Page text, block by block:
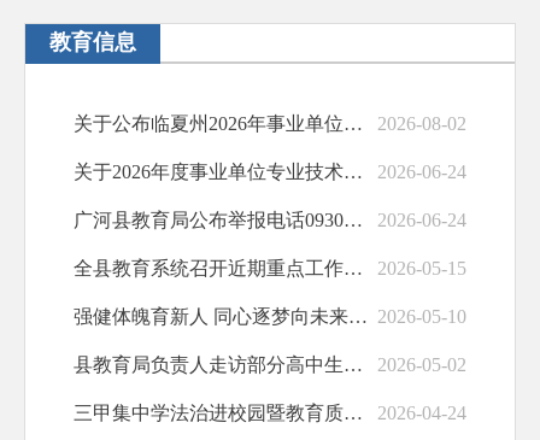
农村集体土地征收
涉农补贴
公共文化
政府文件
职业培训
交通运输
水利安全生产
基层政务公开标准化规范化
教育信息
关于公布临夏州2026年事业单位公开招聘教育类岗位（广河县考点）面试成绩及最终成绩的通知 2026-08-02
关于2026年度事业单位专业技术人员晋升内部岗位等级工作接受社会监督的公告 2026-06-24
广河县教育局公布举报电话0930-5622345 2026-06-24
全县教育系统召开近期重点工作安排会 2026-05-15
强健体魄育新人 同心逐梦向未来——广河县中小学第十四届“希望杯”师生运动会圆满落幕 2026-05-10
县教育局负责人走访部分高中生家庭 2026-05-02
三甲集中学法治进校园暨教育质量提升工作座谈会召开 2026-04-24